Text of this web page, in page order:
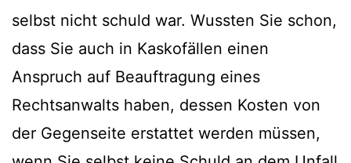
selbst nicht schuld war. Wussten Sie schon,
dass Sie auch in Kaskofällen einen
Anspruch auf Beauftragung eines
Rechtsanwalts haben, dessen Kosten von
der Gegenseite erstattet werden müssen,